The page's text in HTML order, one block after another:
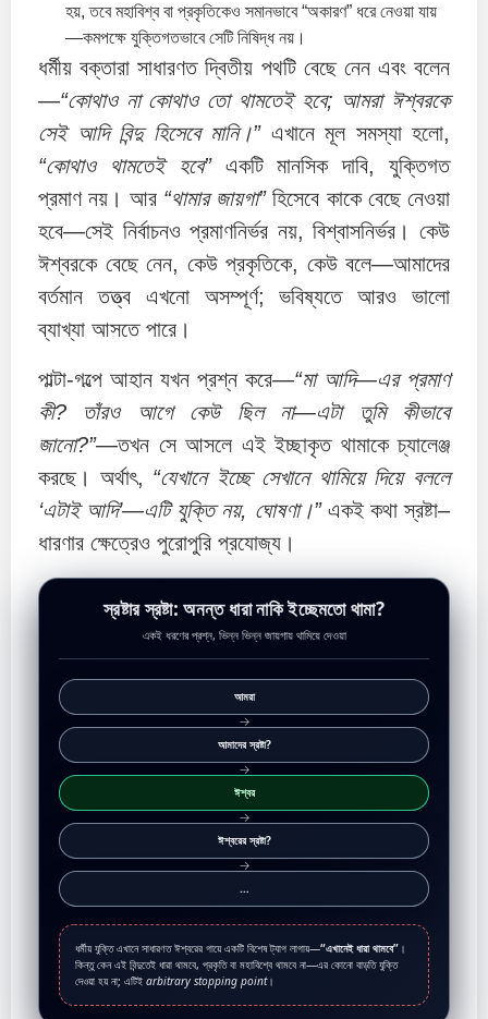
হয়, তবে মহাবিশ্ব বা প্রকৃতিকেও সমানভাবে “অকারণ” ধরে নেওয়া যায়
—কমপক্ষে যুক্তিগতভাবে সেটি নিষিদ্ধ নয়।
ধর্মীয় বক্তারা সাধারণত দ্বিতীয় পথটি বেছে নেন এবং বলেন
—“কোথাও না কোথাও তো থামতেই হবে; আমরা ঈশ্বরকে
সেই আদি বিন্দু হিসেবে মানি।”এখানে মূল সমস্যা হলো,
“কোথাও থামতেই হবে”একটি মানসিক দাবি, যুক্তিগত
প্রমাণ নয়। আর “থামার জায়গা”হিসেবে কাকে বেছে নেওয়া
হবে—সেই নির্বাচনও প্রমাণনির্ভর নয়, বিশ্বাসনির্ভর। কেউ
ঈশ্বরকে বেছে নেন, কেউ প্রকৃতিকে, কেউ বলে—আমাদের
বর্তমান তত্ত্ব এখনো অসম্পূর্ণ; ভবিষ্যতে আরও ভালো
ব্যাখ্যা আসতে পারে।
পাল্টা-গল্পে আহান যখন প্রশ্ন করে—“মা আদি—এর প্রমাণ
কী? তাঁরও আগে কেউ ছিল না—এটা তুমি কীভাবে
জানো?”—তখন সে আসলে এই ইচ্ছাকৃত থামাকে চ্যালেঞ্জ
করছে। অর্থাৎ, “যেখানে ইচ্ছে সেখানে থামিয়ে দিয়ে বললে
‘এটাই আদি’—এটি যুক্তি নয়, ঘোষণা।”একই কথা স্রষ্টা–
ধারণার ক্ষেত্রেও পুরোপুরি প্রযোজ্য।
স্রষ্টার স্রষ্টা: অনন্ত ধারা নাকি ইচ্ছেমতো থামা?
একই ধরণের প্রশ্ন, ভিন্ন ভিন্ন জায়গায় থামিয়ে দেওয়া
আমরা
→
আমাদের স্রষ্টা?
→
ঈশ্বর
→
ঈশ্বরের স্রষ্টা?
→
…
ধর্মীয় যুক্তি এখানে সাধারণত ঈশ্বরের গায়ে একটি বিশেষ ট্যাগ লাগায়—“এখানেই ধারা থামবে” ।
কিন্তু কেন এই বিন্দুতেই ধারা থামবে, প্রকৃতি বা মহাবিশ্বে থামবে না—এর কোনো বাড়তি যুক্তি
দেওয়া হয় না; এটিই arbitrary stopping point।